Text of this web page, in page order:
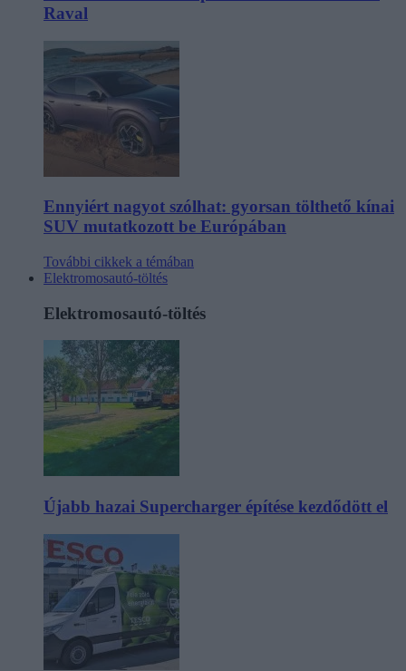
Raval
Ennyiért nagyot szólhat: gyorsan tölthető kínai
SUV mutatkozott be Európában
További cikkek a témában
Elektromosautó-töltés
Elektromosautó-töltés
Újabb hazai Supercharger építése kezdődött el